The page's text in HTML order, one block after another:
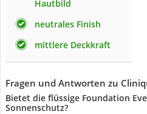
Hautbild
neutrales Finish
mittlere Deckkraft
Fragen und Antworten zu
Bietet die flüssige Foundation
Sonnenschutz?